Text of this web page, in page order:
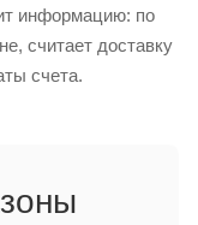
информацию: по
считает доставку
счета.